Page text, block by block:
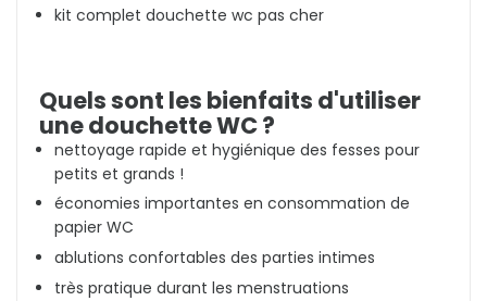
kit complet douchette wc pas cher
Quels sont les bienfaits d'utiliser
une douchette WC ?
nettoyage rapide et hygiénique des fesses pour
petits et grands !
économies importantes en consommation de
papier WC
ablutions confortables des parties intimes
très pratique durant les menstruations